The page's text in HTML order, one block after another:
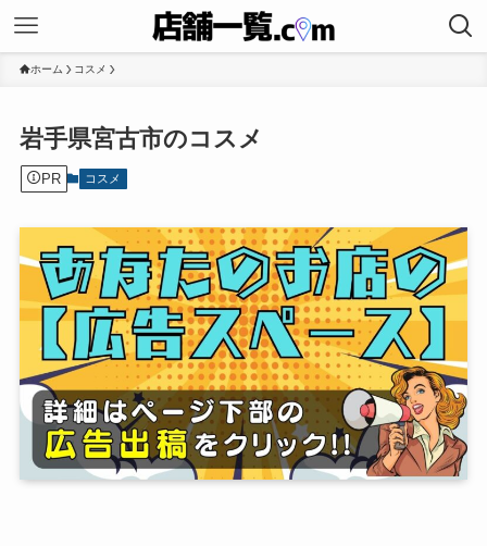
ホーム コスメ
岩手県宮古市のコスメ
PR コスメ